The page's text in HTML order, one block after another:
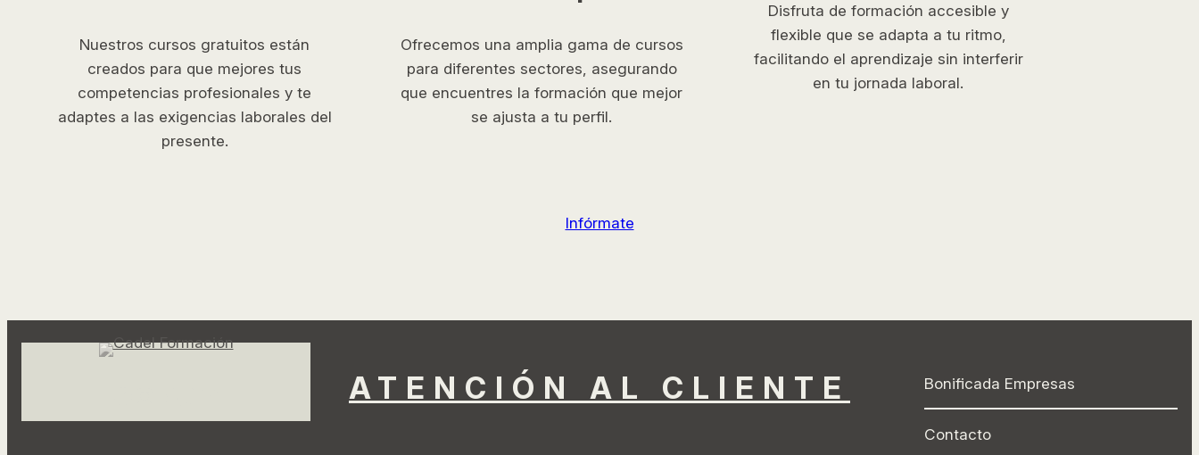
Nuestros cursos gratuitos están
creados para que mejores tus
competencias profesionales y te
adaptes a las exigencias laborales del
presente.
Ofrecemos una amplia gama de cursos
para diferentes sectores, asegurando
que encuentres la formación que mejor
se ajusta a tu perfil.
Disfruta de formación accesible y
flexible que se adapta a tu ritmo,
facilitando el aprendizaje sin interferir
en tu jornada laboral.
Infórmate
ATENCIÓN AL CLIENTE Bonificada Empresas
Contacto